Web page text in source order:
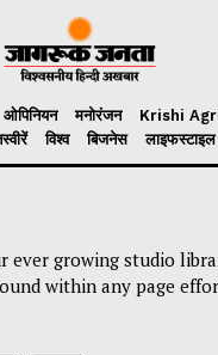
ओपिनियन मनोरंजन
Krishi
विश्व बिजनेस लाइफस्टाइल
ever growing studio
within any page